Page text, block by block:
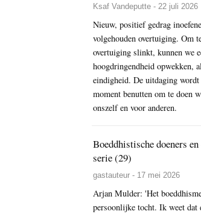
Ksaf Vandeputte - 22 juli 2026
Nieuw, positief gedrag
volgehouden overtuiging. Om
overtuiging slinkt, kunnen we
hoogdringendheid opwekken,
eindigheid. De uitdaging
moment benutten om te doen
onszelf en voor anderen.
Boeddhistische doeners
serie (29)
gastauteur - 17 mei 2026
Arjan Mulder: 'Het
persoonlijke tocht. Ik weet